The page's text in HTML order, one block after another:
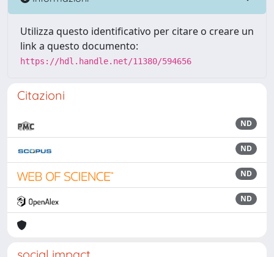
Utilizza questo identificativo per citare o creare un
link a questo documento:
https://hdl.handle.net/11380/594656
Citazioni
ND
ND
ND
ND